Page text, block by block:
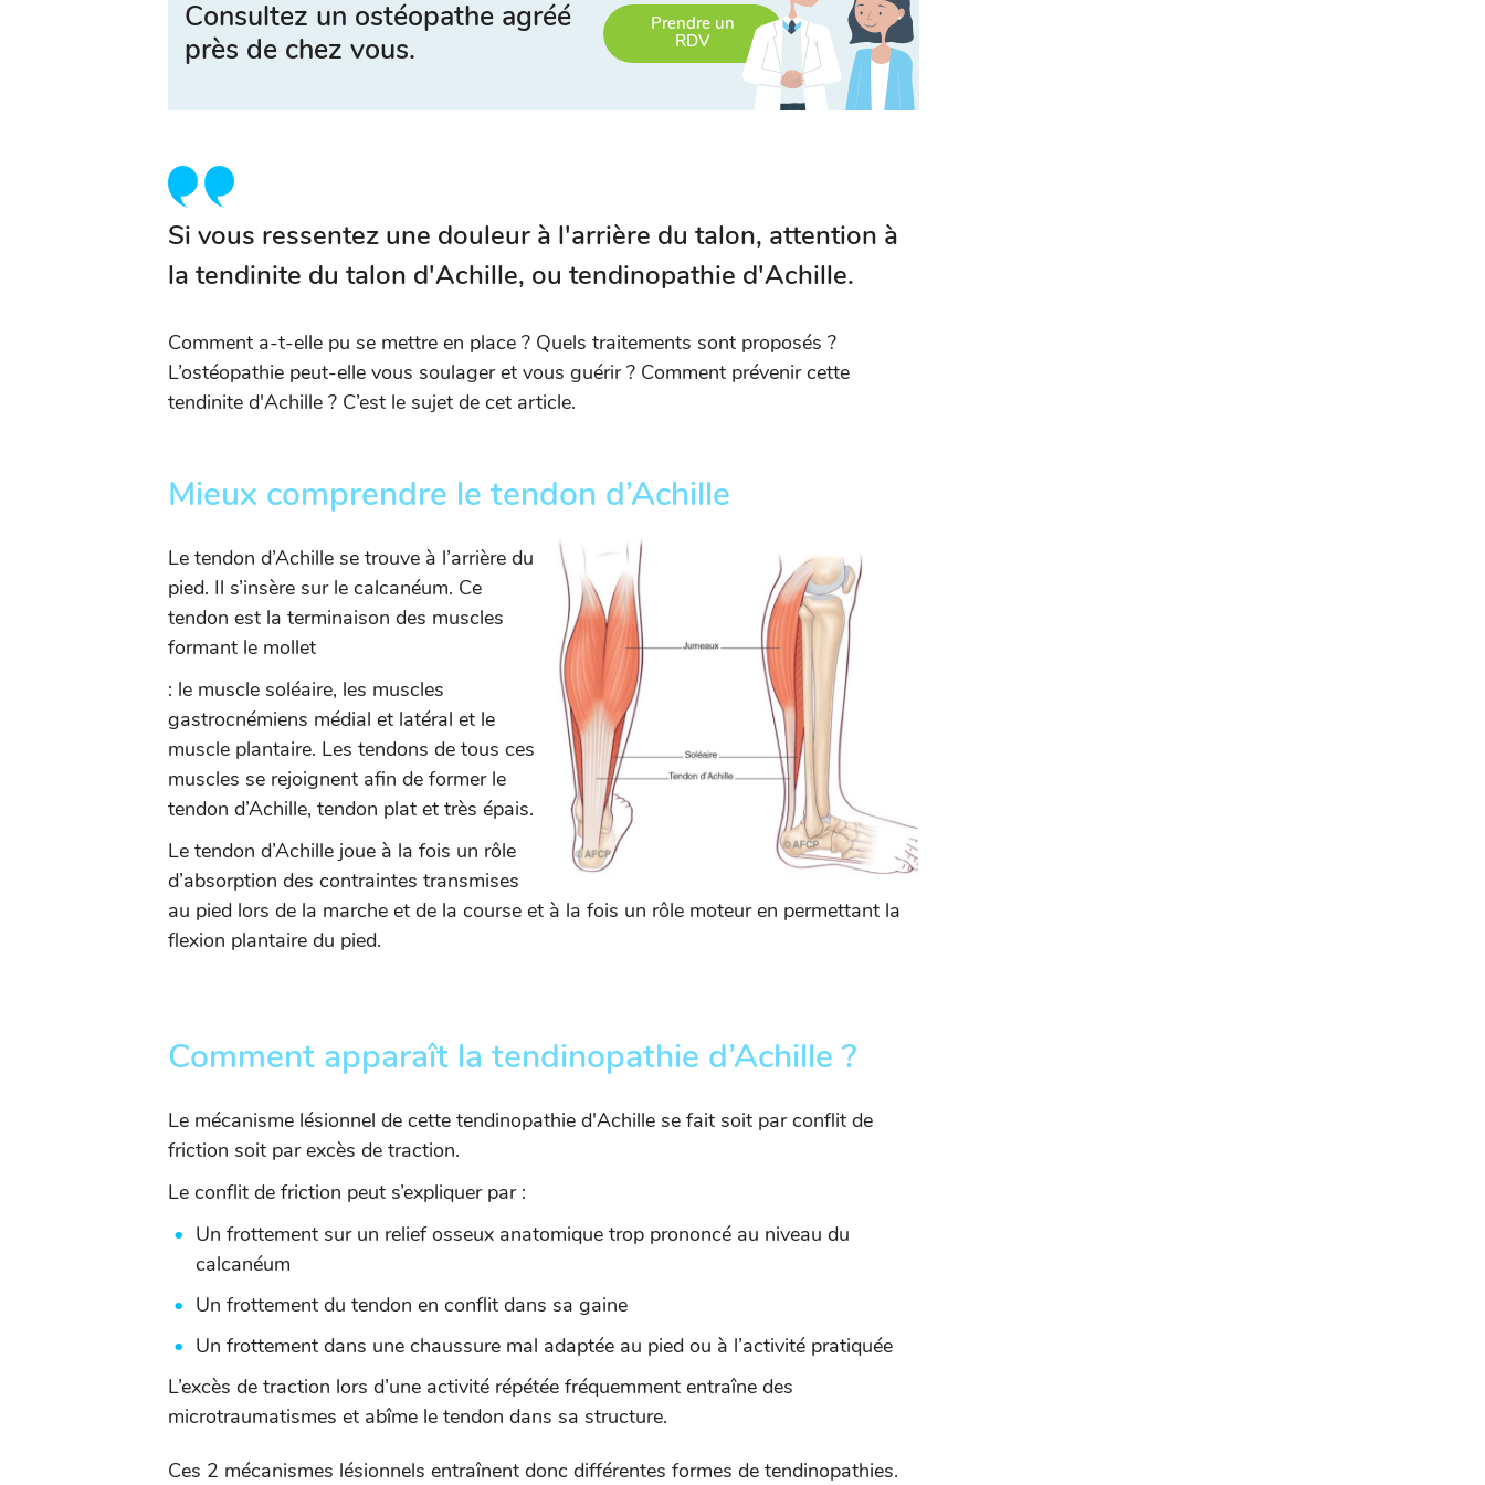
Consultez un ostéopathe agréé
près de chez vous.
Prendre un
RDV
Si vous ressentez une douleur à l'arrière du talon, attention à
la tendinite du talon d'Achille, ou tendinopathie d'Achille.
Comment a-t-elle pu se mettre en place ? Quels traitements sont proposés ?
L’ostéopathie peut-elle vous soulager et vous guérir ? Comment prévenir cette
tendinite d'Achille ? C’est le sujet de cet article.
Mieux comprendre le tendon d’Achille
Le tendon d’Achille se trouve à l’arrière du
pied. Il s’insère sur le calcanéum. Ce
tendon est la terminaison des muscles
formant le mollet
: le muscle soléaire, les muscles
gastrocnémiens médial et latéral et le
muscle plantaire. Les tendons de tous ces
muscles se rejoignent afin de former le
tendon d’Achille, tendon plat et très épais.
Le tendon d’Achille joue à la fois un rôle
d’absorption des contraintes transmises
au pied lors de la marche et de la course et à la fois un rôle moteur en permettant la
flexion plantaire du pied.
Comment apparaît la tendinopathie d’Achille ?
Le mécanisme lésionnel de cette tendinopathie d'Achille se fait soit par conflit de
friction soit par excès de traction.
Le conflit de friction peut s’expliquer par :
Un frottement sur un relief osseux anatomique trop prononcé au niveau du
calcanéum
Un frottement du tendon en conflit dans sa gaine
Un frottement dans une chaussure mal adaptée au pied ou à l’activité pratiquée
L’excès de traction lors d’une activité répétée fréquemment entraîne des
microtraumatismes et abîme le tendon dans sa structure.
Ces 2 mécanismes lésionnels entraînent donc différentes formes de tendinopathies.